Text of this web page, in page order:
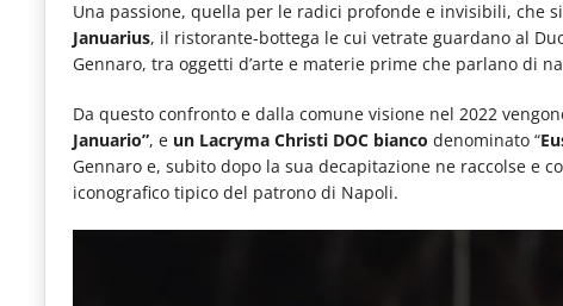
Una passione, quella per le radici profonde e invisibili, che
Januarius, il ristorante-bottega le cui vetrate guardano al
Gennaro, tra oggetti d’arte e materie prime che parlano di
Da questo confronto e dalla comune visione nel 2022
Januario”, e un Lacryma Christi DOC bianco denominato “
Gennaro e, subito dopo la sua decapitazione ne raccolse e
iconografico tipico del patrono di Napoli.